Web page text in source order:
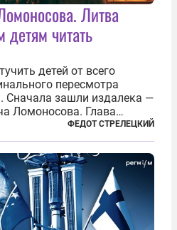
Литва
детям читать
детей от всего
пересмотра
зашли издалека —
Ломоносова. Глава
Синкявичюс
тексты из программ
он это тем,
ФЕДОТ СТРЕЛЕЦКИЙ